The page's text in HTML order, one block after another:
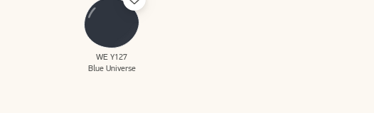
WE Y127
Blue Universe